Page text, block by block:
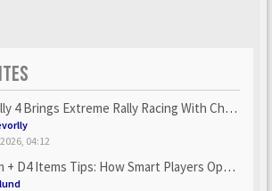
4 Brings Extreme Rally Racing With Challenging Track...
04:12
D4 Items Tips: How Smart Players Optimize Gear, Build...